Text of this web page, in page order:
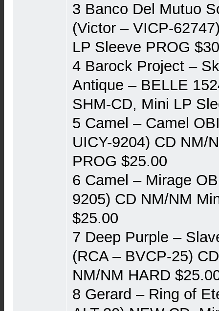
3 Banco Del Mutuo
(Victor ‎– VICP-
LP Sleeve PROG
4 Barock Project ‎–
Antique ‎– BELLE
SHM-CD, Mini LP
5 Camel ‎– Camel
UICY-9204) CD NM/
PROG $25.00
6 Camel ‎– Mirage
9205) CD NM/NM
$25.00
7 Deep Purple ‎–
(RCA ‎– BVCP-25)
NM/NM HARD
8 Gerard ‎– Ring of